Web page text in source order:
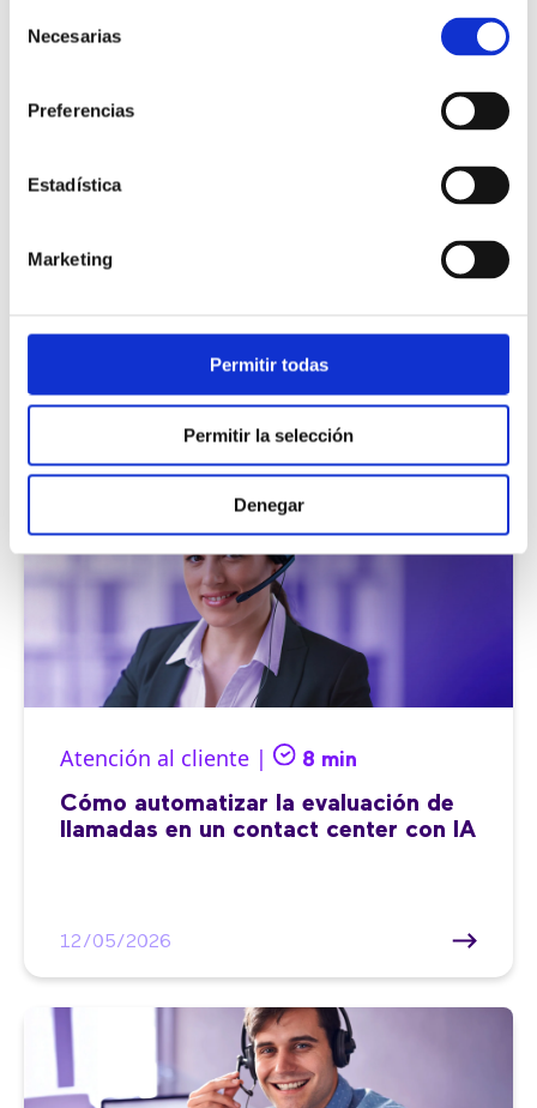
Necesarias
Preferencias
Estadística
Marketing
Permitir todas
Permitir la selección
Denegar
Atención al cliente | 8 min
Cómo automatizar la evaluación de
llamadas en un contact center con IA
12/05/2026